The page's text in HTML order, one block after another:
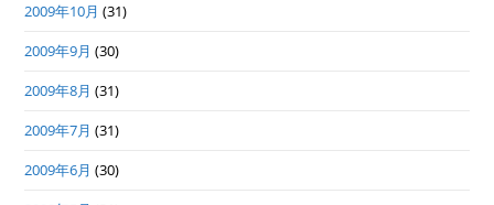
2009年10月 (31)
2009年9月 (30)
2009年8月 (31)
2009年7月 (31)
2009年6月 (30)